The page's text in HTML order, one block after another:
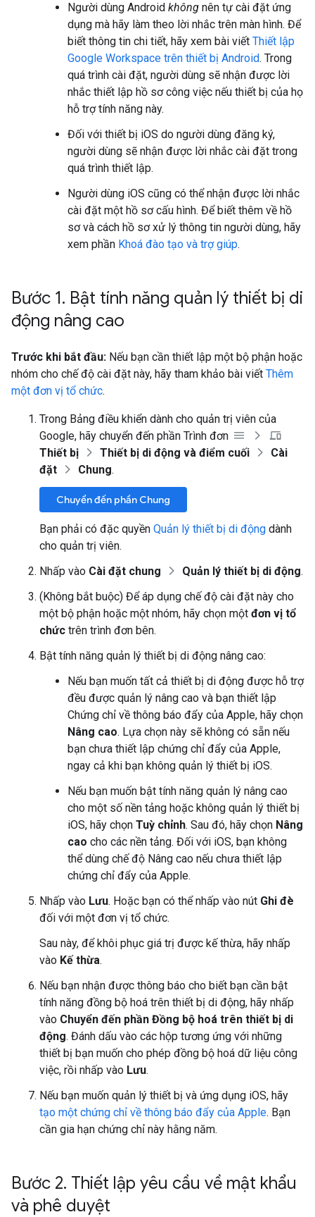
Người dùng Android không nên tự cài đặt ứng
dụng mà hãy làm theo lời nhắc trên màn hình. Để
biết thông tin chi tiết, hãy xem bài viết Thiết lập
Google Workspace trên thiết bị Android. Trong
quá trình cài đặt, người dùng sẽ nhận được lời
nhắc thiết lập hồ sơ công việc nếu thiết bị của họ
hỗ trợ tính năng này.
Đối với thiết bị iOS do người dùng đăng ký,
người dùng sẽ nhận được lời nhắc cài đặt trong
quá trình thiết lập.
Người dùng iOS cũng có thể nhận được lời nhắc
cài đặt một hồ sơ cấu hình. Để biết thêm về hồ
sơ và cách hồ sơ xử lý thông tin người dùng, hãy
xem phần Khoá đào tạo và trợ giúp.
Bước 1. Bật tính năng quản lý thiết bị di
động nâng cao
Trước khi bắt đầu: Nếu bạn cần thiết lập một bộ phận hoặc
nhóm cho chế độ cài đặt này, hãy tham khảo bài viết Thêm
một đơn vị tổ chức.
Trong Bảng điều khiển dành cho quản trị viên của
Google, hãy chuyển đến phần Trình đơn
Thiết bị
Thiết bị di động và điểm cuối
Cài
đặt
Chung.
Chuyển đến phần Chung
Bạn phải có đặc quyền Quản lý thiết bị di động dành
cho quản trị viên.
Nhấp vào Cài đặt chung Quản lý thiết bị di động.
(Không bắt buộc) Để áp dụng chế độ cài đặt này cho
một bộ phận hoặc một nhóm, hãy chọn một đơn vị tổ
chức trên trình đơn bên.
Bật tính năng quản lý thiết bị di động nâng cao:
Nếu bạn muốn tất cả thiết bị di động được hỗ trợ
đều được quản lý nâng cao và bạn thiết lập
Chứng chỉ về thông báo đẩy của Apple, hãy chọn
Nâng cao. Lựa chọn này sẽ không có sẵn nếu
bạn chưa thiết lập chứng chỉ đẩy của Apple,
ngay cả khi bạn không quản lý thiết bị iOS.
Nếu bạn muốn bật tính năng quản lý nâng cao
cho một số nền tảng hoặc không quản lý thiết bị
iOS, hãy chọn Tuỳ chỉnh. Sau đó, hãy chọn Nâng
cao cho các nền tảng. Đối với iOS, bạn không
thể dùng chế độ Nâng cao nếu chưa thiết lập
chứng chỉ đẩy của Apple.
Nhấp vào Lưu. Hoặc bạn có thể nhấp vào nút Ghi đè
đối với một đơn vị tổ chức.
Sau này, để khôi phục giá trị được kế thừa, hãy nhấp
vào Kế thừa.
Nếu bạn nhận được thông báo cho biết bạn cần bật
tính năng đồng bộ hoá trên thiết bị di động, hãy nhấp
vào Chuyển đến phần Đồng bộ hoá trên thiết bị di
động. Đánh dấu vào các hộp tương ứng với những
thiết bị bạn muốn cho phép đồng bộ hoá dữ liệu công
việc, rồi nhấp vào Lưu.
Nếu bạn muốn quản lý thiết bị và ứng dụng iOS, hãy
tạo một chứng chỉ về thông báo đẩy của Apple. Bạn
cần gia hạn chứng chỉ này hằng năm.
Bước 2. Thiết lập yêu cầu về mật khẩu
và phê duyệt